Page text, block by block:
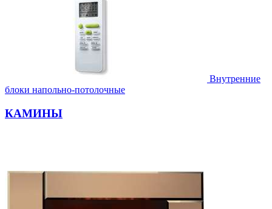
Внутренние
блоки напольно-потолочные
КАМИНЫ